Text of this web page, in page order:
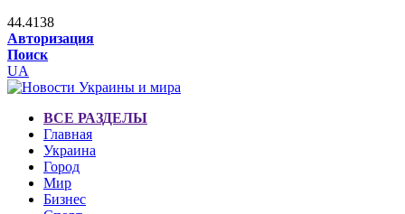
44.4138
Авторизация
Поиск
UA
ВСЕ РАЗДЕЛЫ
Главная
Украина
Город
Мир
Бизнес